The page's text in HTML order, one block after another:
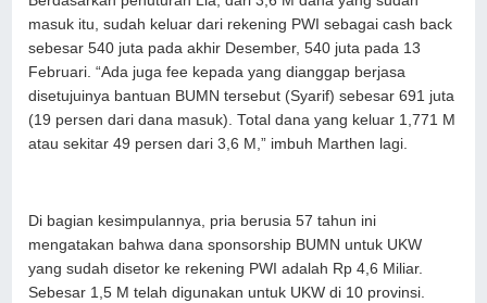
masuk itu, sudah keluar dari rekening PWI sebagai cash back
sebesar 540 juta pada akhir Desember, 540 juta pada 13
Februari. “Ada juga fee kepada yang dianggap berjasa
disetujuinya bantuan BUMN tersebut (Syarif) sebesar 691 juta
(19 persen dari dana masuk). Total dana yang keluar 1,771 M
atau sekitar 49 persen dari 3,6 M,” imbuh Marthen lagi.
Di bagian kesimpulannya, pria berusia 57 tahun ini
mengatakan bahwa dana sponsorship BUMN untuk UKW
yang sudah disetor ke rekening PWI adalah Rp 4,6 Miliar.
Sebesar 1,5 M telah digunakan untuk UKW di 10 provinsi.